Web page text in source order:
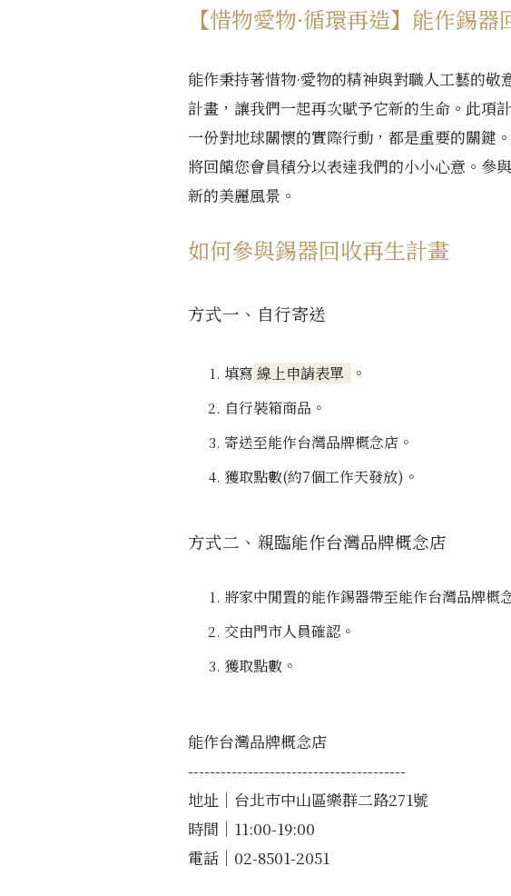
【惜物愛物·循環再造】能作錫
能作秉持著惜物·愛物的精神與對職人工藝的
計畫，讓我們一起再次賦予它新的生命。此項
一份對地球關懷的實際行動，都是重要的關鍵
將回饋您會員積分以表達我們的小小心意。參
新的美麗風景。
如何參與錫器回收再生計畫
方式一、自行寄送
填寫 線上申請表單
。
自行裝箱商品 。
寄送至能作台灣品牌概念店 。
獲取點數(約7個工作天發放) 。
方式二、親臨能作台灣品牌概念店
將家中閒置的能作錫器帶至能作台灣品牌概
交由門市人員確認 。
獲取點數 。
能作台灣品牌概念店
----------------------------------------
地址｜台北市中山區樂群二路271號
時間｜11:00-19:00
電話｜02-8501-2051